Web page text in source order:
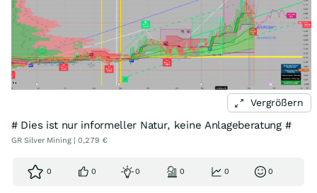
Vergrößern
# Dies ist nur informeller Natur, keine Anlageberatung #
GR Silver Mining | 0,279 €
0 0 0 0 0 0